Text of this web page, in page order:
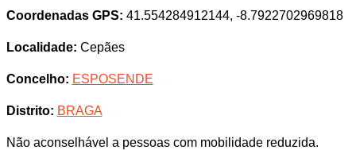
Coordenadas GPS: 41.554284912144, -8.7922702969818
Localidade: Cepães
Concelho: ESPOSENDE
Distrito: BRAGA
Não aconselhável a pessoas com mobilidade reduzida.